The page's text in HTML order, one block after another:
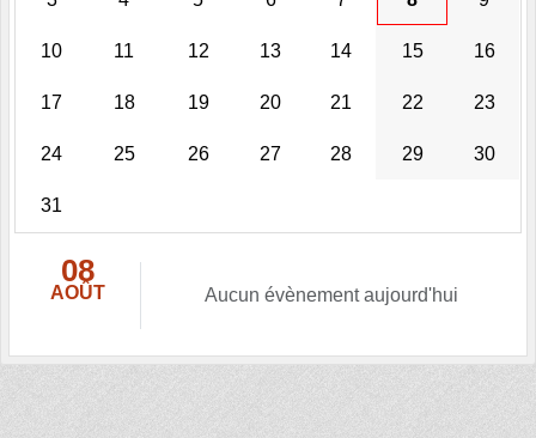
10 11 12 13 14 15 16
17 18 19 20 21 22 23
24 25 26 27 28 29 30
31
08
AOÛT Aucun évènement aujourd'hui